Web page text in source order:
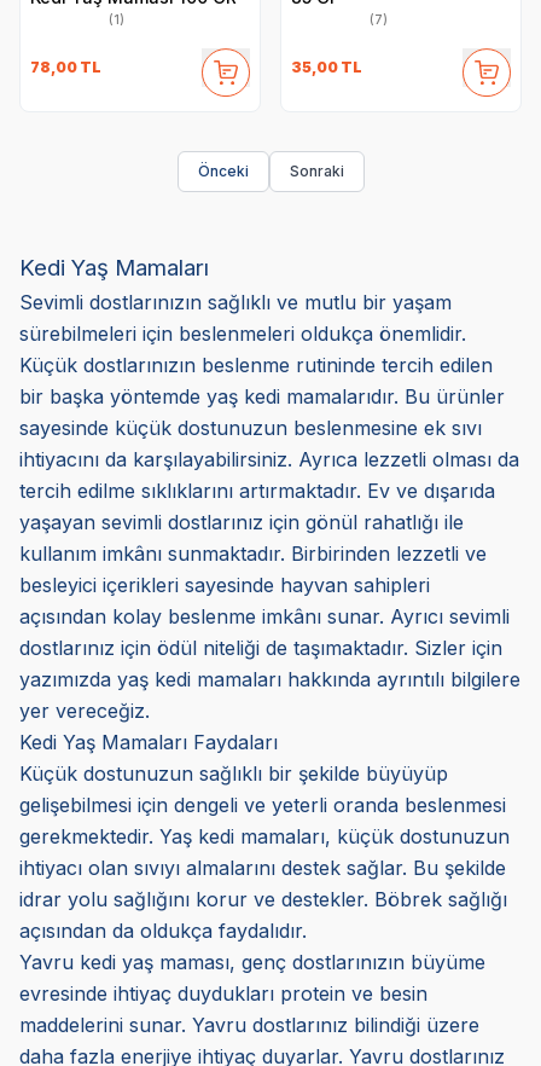
(1)
78,00 TL
(7)
35,00 TL
Önceki Sonraki
Kedi Yaş Mamaları
Sevimli dostlarınızın sağlıklı ve mutlu bir yaşam
sürebilmeleri için beslenmeleri oldukça önemlidir.
Küçük dostlarınızın beslenme rutininde tercih edilen
bir başka yöntemde yaş kedi mamalarıdır. Bu ürünler
sayesinde küçük dostunuzun beslenmesine ek sıvı
ihtiyacını da karşılayabilirsiniz. Ayrıca lezzetli olması da
tercih edilme sıklıklarını artırmaktadır. Ev ve dışarıda
yaşayan sevimli dostlarınız için gönül rahatlığı ile
kullanım imkânı sunmaktadır. Birbirinden lezzetli ve
besleyici içerikleri sayesinde hayvan sahipleri
açısından kolay beslenme imkânı sunar. Ayrıcı sevimli
dostlarınız için ödül niteliği de taşımaktadır. Sizler için
yazımızda yaş kedi mamaları hakkında ayrıntılı bilgilere
yer vereceğiz.
Kedi Yaş Mamaları Faydaları
Küçük dostunuzun sağlıklı bir şekilde büyüyüp
gelişebilmesi için dengeli ve yeterli oranda beslenmesi
gerekmektedir. Yaş kedi mamaları, küçük dostunuzun
ihtiyacı olan sıvıyı almalarını destek sağlar. Bu şekilde
idrar yolu sağlığını korur ve destekler. Böbrek sağlığı
açısından da oldukça faydalıdır.
Yavru kedi yaş maması, genç dostlarınızın büyüme
evresinde ihtiyaç duydukları protein ve besin
maddelerini sunar. Yavru dostlarınız bilindiği üzere
daha fazla enerjiye ihtiyaç duyarlar. Yavru dostlarınız